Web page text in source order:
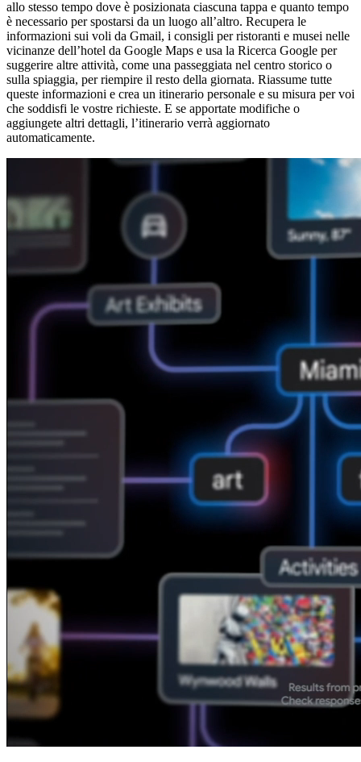
allo stesso tempo dove è posizionata ciascuna tappa e quanto tempo
è necessario per spostarsi da un luogo all’altro. Recupera le
informazioni sui voli da Gmail, i consigli per ristoranti e musei nelle
vicinanze dell’hotel da Google Maps e usa la Ricerca Google per
suggerire altre attività, come una passeggiata nel centro storico o
sulla spiaggia, per riempire il resto della giornata. Riassume tutte
queste informazioni e crea un itinerario personale e su misura per voi
che soddisfi le vostre richieste. E se apportate modifiche o
aggiungete altri dettagli, l’itinerario verrà aggiornato
automaticamente.